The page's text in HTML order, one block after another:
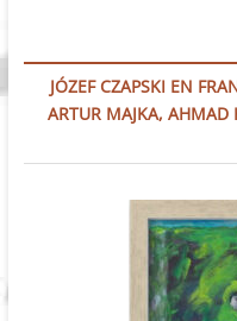
JÓZEF CZAPSKI EN
ARTUR MAJKA,